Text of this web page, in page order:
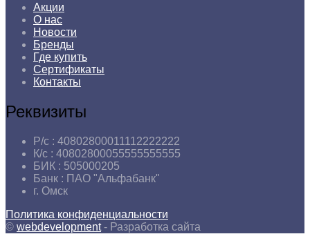
Акции
О нас
Новости
Бренды
Где купить
Сертификаты
Контакты
Реквизиты
Р/с : 40802800011112222222
К/с : 40802800055555555555
БИК : 505000205
Банк : ПАО "Альфабанк"
г. Омск
Политика конфиденциальности
© webdevelopment- Разработка сайта